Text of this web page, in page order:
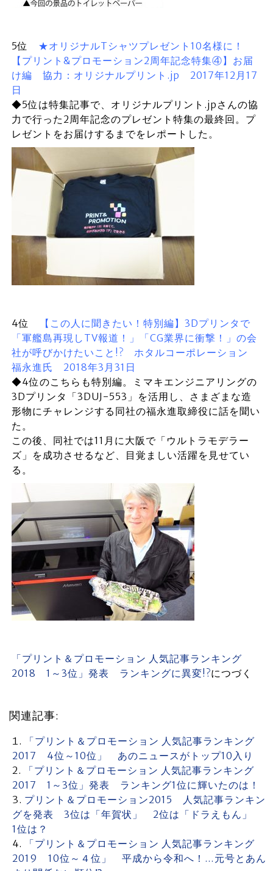
5位 ★オリジナルTシャツプレゼント10名様に！
【プリント&プロモーション2周年記念特集④】お届
け編 協力：オリジナルプリント.jp 2017年12月17
日
◆5位は特集記事で、オリジナルプリント.jpさんの協
力で行った2周年記念のプレゼント特集の最終回。プ
レゼントをお届けするまでをレポートした。
4位
【この人に聞きたい！特別編】3Dプリンタで
「軍艦島再現しTV報道！」「CG業界に衝撃！」の会
社が呼びかけたいこと!? ホタルコーポレーション
福永進氏 2018年3月31日
◆4位のこちらも特別編。ミマキエンジニアリングの
3Dプリンタ「3DUJ-553」を活用し、さまざまな造
形物にチャレンジする同社の福永進取締役に話を聞い
た。
この後、同社では11月に大阪で「ウルトラモデラー
ズ」を成功させるなど、目覚ましい活躍を見せてい
る。
「プリント＆プロモーション 人気記事ランキング
2018 1～3位」発表 ランキングに異変!?につづく
関連記事:
「プリント＆プロモーション 人気記事ランキング
2017 4位～10位」 あのニュースがトップ10入り
「プリント＆プロモーション 人気記事ランキング
2017 1～3位」発表 ランキング1位に輝いたのは！
プリント＆プロモーション2015 人気記事ランキン
グを発表 3位は「年賀状」 2位は「ドラえもん」
1位は？
「プリント＆プロモーション 人気記事ランキング
2019 10位～４位」 平成から令和へ！…元号とあん